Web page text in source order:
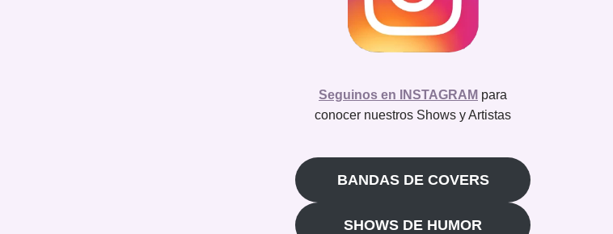
Seguinos en INSTAGRAM para
conocer nuestros Shows y Artistas
BANDAS DE COVERS
SHOWS DE HUMOR